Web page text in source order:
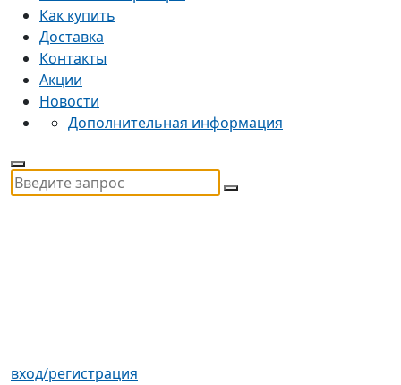
Как купить
Доставка
Контакты
Акции
Новости
Дополнительная информация
вход/регистрация